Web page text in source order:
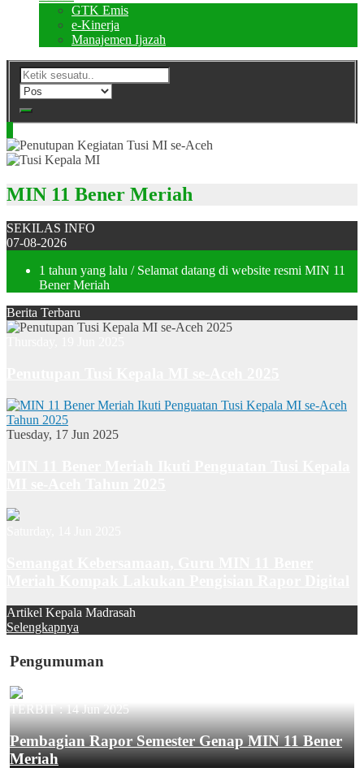
GTK Emis
e-Kinerja
Manajemen Ijazah
MIN 11 Bener Meriah
SEKILAS INFO
07-08-2026
1 tahun yang lalu / Selamat datang di website resmi MIN 11
Bener Meriah
Berita Terbaru
Tuesday, 17 Jun 2025
Artikel Kepala Madrasah
Selengkapnya
Pengumuman
TERBIT :14 Jun 2025
Pembagian Rapor Semester Genap MIN 11 Bener
Meriah